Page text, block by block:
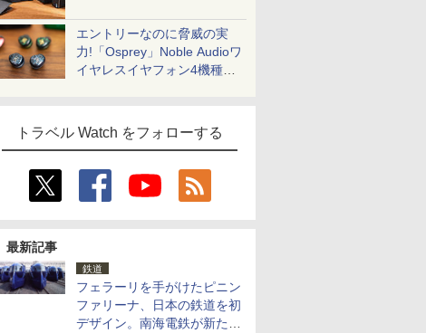
エントリーなのに脅威の実
力!「Osprey」Noble Audioワ
イヤレスイヤフォン4機種を
トラベル Watch をフォローする
最新記事
鉄道
フェラーリを手がけたピニン
ファリーナ、日本の鉄道を初
デザイン。南海電鉄が新たな